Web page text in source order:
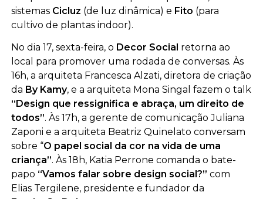
sistemas Cicluz (de luz dinâmica) e Fito (para
cultivo de plantas indoor).
No dia 17, sexta-feira, o Decor Social retorna ao
local para promover uma rodada de conversas. Às
16h, a arquiteta Francesca Alzati, diretora de criação
da By Kamy, e a arquiteta Mona Singal fazem o talk
“Design que ressignifica e abraça, um direito de
todos”. Às 17h, a gerente de comunicação Juliana
Zaponi e a arquiteta Beatriz Quinelato conversam
sobre “O papel social da cor na vida de uma
criança”. Às 18h, Katia Perrone comanda o bate-
papo “Vamos falar sobre design social?” com
Elias Tergilene, presidente e fundador da